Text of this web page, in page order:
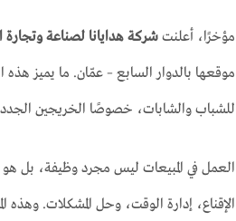
مؤخرًا، أعلنت شركة هدايانا لصناعة وتجارة
موقعها بالدوار السابع – عمّان. ما يميز
للشباب والشابات، خصوصًا الخريجين
العمل في المبيعات ليس مجرد وظيفة، بل
الإقناع، إدارة الوقت، وحل المشكلات. وهذه